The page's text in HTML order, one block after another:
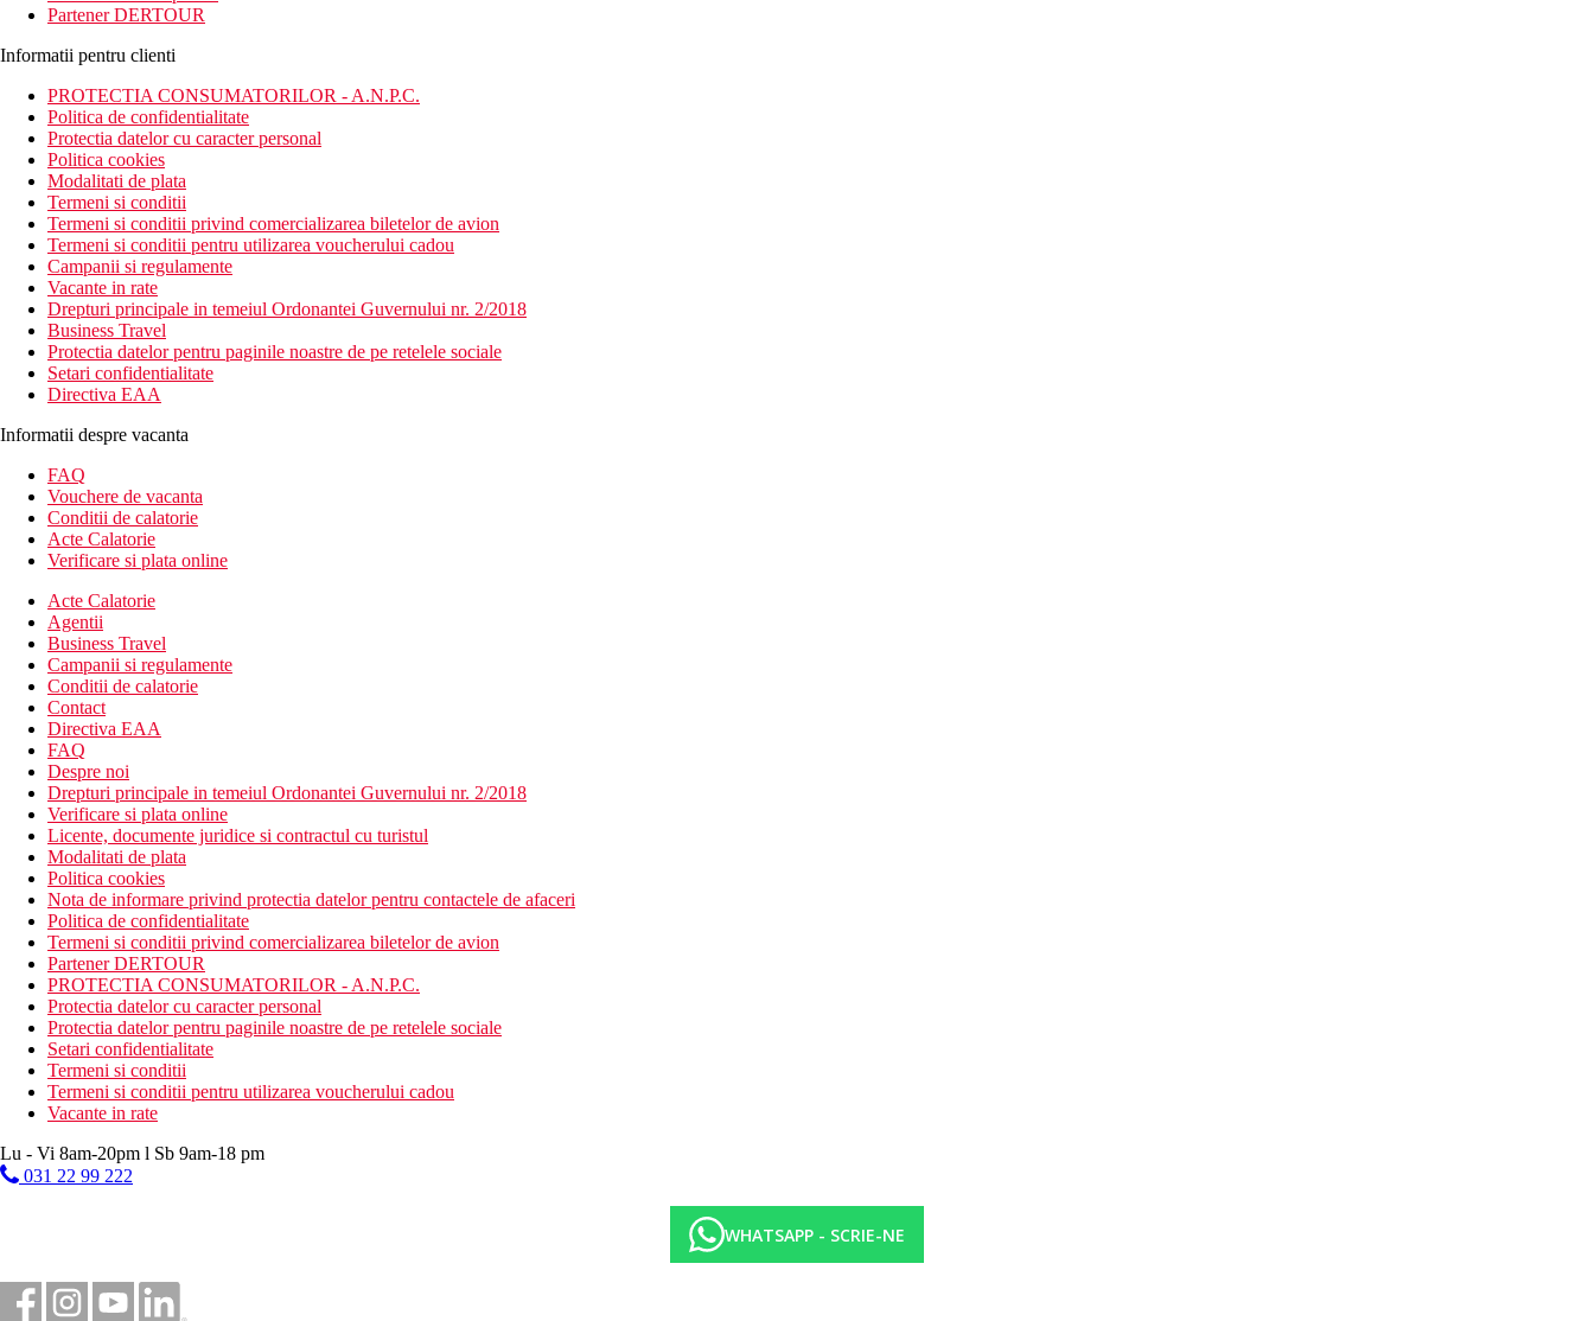
Partener DERTOUR
Informatii pentru clienti
PROTECTIA CONSUMATORILOR - A.N.P.C.
Politica de confidentialitate
Protectia datelor cu caracter personal
Politica cookies
Modalitati de plata
Termeni si conditii
Termeni si conditii privind comercializarea biletelor de avion
Termeni si conditii pentru utilizarea voucherului cadou
Campanii si regulamente
Vacante in rate
Drepturi principale in temeiul Ordonantei Guvernului nr. 2/2018
Business Travel
Protectia datelor pentru paginile noastre de pe retelele sociale
Setari confidentialitate
Directiva EAA
Informatii despre vacanta
FAQ
Vouchere de vacanta
Conditii de calatorie
Acte Calatorie
Verificare si plata online
Acte Calatorie
Agentii
Business Travel
Campanii si regulamente
Conditii de calatorie
Contact
Directiva EAA
FAQ
Despre noi
Drepturi principale in temeiul Ordonantei Guvernului nr. 2/2018
Verificare si plata online
Licente, documente juridice si contractul cu turistul
Modalitati de plata
Politica cookies
Nota de informare privind protectia datelor pentru contactele de afaceri
Politica de confidentialitate
Termeni si conditii privind comercializarea biletelor de avion
Partener DERTOUR
PROTECTIA CONSUMATORILOR - A.N.P.C.
Protectia datelor cu caracter personal
Protectia datelor pentru paginile noastre de pe retelele sociale
Setari confidentialitate
Termeni si conditii
Termeni si conditii pentru utilizarea voucherului cadou
Vacante in rate
Lu - Vi 8am-20pm l Sb 9am-18 pm
031 22 99 222
WHATSAPP - SCRIE-NE